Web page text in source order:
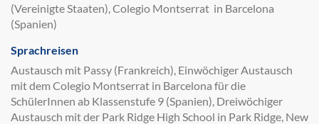
(Vereinigte Staaten), Colegio Montserrat in Barcelona
(Spanien)
Sprachreisen
Austausch mit Passy (Frankreich), Einwöchiger Austausch
mit dem Colegio Montserrat in Barcelona für die
SchülerInnen ab Klassenstufe 9 (Spanien), Dreiwöchiger
Austausch mit der Park Ridge High School in Park Ridge, New